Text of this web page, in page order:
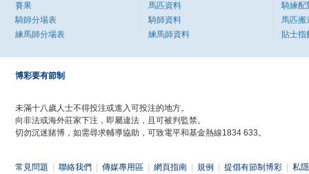
賽果
騎師分場表
練馬師分場表
馬匹資料
騎師資料
練馬師資料
騎練配
馬匹搬
貼士指
博彩要有節制
未滿十八歲人士不得投注或進入可投注的地方。
向非法或海外莊家下注，即屬違法，且可被判監禁。
切勿沉迷賭博，如需尋求輔導協助，可致電平和基金熱線1834 633。
常見問題 聯絡我們 傳媒專用區 網頁指南 規例 提倡有節制博彩 私